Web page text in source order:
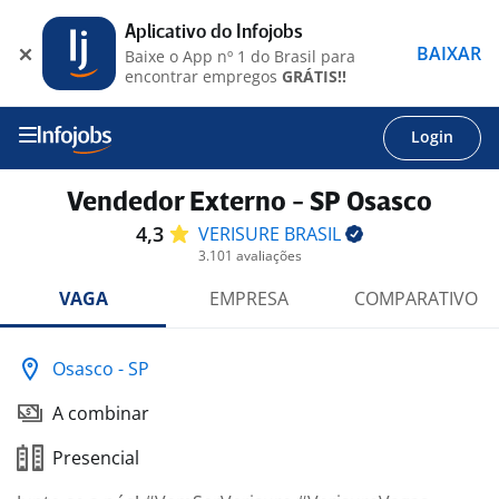
Login
Vendedor Externo - SP Osasco
4,3 VERISURE BRASIL
3.101 avaliações
VAGA EMPRESA COMPARATIVO
Osasco - SP
A combinar
Presencial
Aplicativo do Infojobs
Baixe o App nº 1 do Brasil para
encontrar empregos GRÁTIS!!
BAIXAR